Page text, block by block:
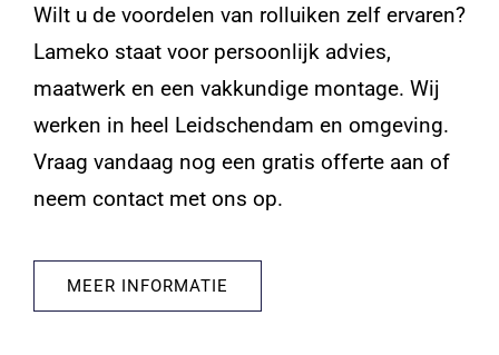
Wilt u de voordelen van rolluiken zelf ervaren?
Lameko staat voor persoonlijk advies,
maatwerk en een vakkundige montage. Wij
werken in heel Leidschendam en omgeving.
Vraag vandaag nog een gratis offerte aan of
neem contact met ons op.
MEER INFORMATIE